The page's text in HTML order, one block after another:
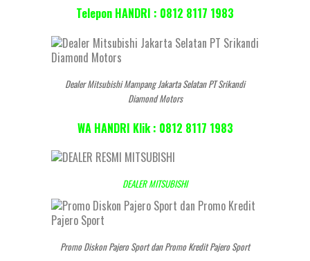
Telepon HANDRI : 0812 8117 1983
Dealer Mitsubishi Mampang Jakarta Selatan PT Srikandi
Diamond Motors
WA HANDRI Klik : 0812 8117 1983
DEALER MITSUBISHI
Promo Diskon Pajero Sport dan Promo Kredit Pajero Sport